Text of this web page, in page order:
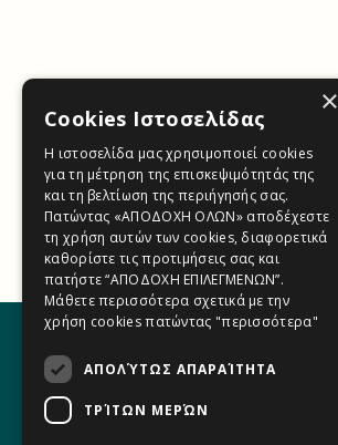
×
Cookies Ιστοσελίδας
Η ιστοσελίδα μας χρησιμοποιεί cookies
για τη μέτρηση της επισκεψιμότητάς της
και τη βελτίωση της περιήγησής σας.
Πατώντας «ΑΠΟΔΟΧΗ ΟΛΩΝ» αποδέχεστε
τη χρήση αυτών των cookies, διαφορετικά
καθορίστε τις προτιμήσεις σας και
πατήστε “ΑΠΟΔΟΧΗ ΕΠΙΛΕΓΜΕΝΩΝ”.
Μάθετε περισσότερα σχετικά με την
χρήση cookies πατώντας "περισσότερα"
ΑΠΟΛΎΤΩΣ ΑΠΑΡΑΊΤΗΤΑ
ΤΡΊΤΩΝ ΜΕΡΏΝ